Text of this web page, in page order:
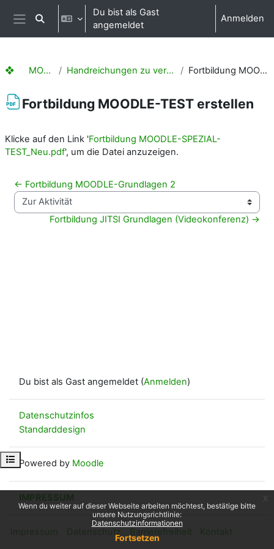
Zum Hauptinhalt
Wenn du weiter auf dieser Webseite arbeiten möchtest, bestätige bitte
unsere Nutzungsrichtlinie:
Datenschutzinformationen
Fortsetzen
Website-Übersicht
Sucheingabe umschalten
Du bist als Gast
angemeldet
Anmelden
Kursindex öffnen
❖ MOODLE Hilfen Handreichungen zu vergangenen Fortbildungen Fortbildung MOODLE-TEST erstellen
Fortbildung MOODLE-TEST erstellen
Klicke auf den Link 'Fortbildung MOODLE-SPEZIAL-
TEST_Neu.pdf', um die Datei anzuzeigen.
← Fortbildung MOODLE-Grundlagen 2
Zur Aktivität
Fortbildung JITSI Grundlagen (Videokonferenz) →
Du bist als Gast angemeldet (Anmelden)
Datenschutzinfos
Standarddesign
Powered by Moodle
IMPRESSUM
Impressum Datenschutz Barrierefreiheit Kontakt